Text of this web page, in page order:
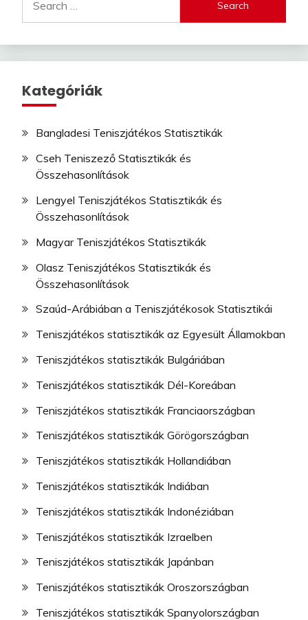
for:
Kategóriák
Bangladesi Teniszjátékos Statisztikák
Cseh Teniszező Statisztikák és
Összehasonlítások
Lengyel Teniszjátékos Statisztikák és
Összehasonlítások
Magyar Teniszjátékos Statisztikák
Olasz Teniszjátékos Statisztikák és
Összehasonlítások
Szaúd-Arábiában a Teniszjátékosok Statisztikái
Teniszjátékos statisztikák az Egyesült Államokban
Teniszjátékos statisztikák Bulgáriában
Teniszjátékos statisztikák Dél-Koreában
Teniszjátékos statisztikák Franciaországban
Teniszjátékos statisztikák Görögországban
Teniszjátékos statisztikák Hollandiában
Teniszjátékos statisztikák Indiában
Teniszjátékos statisztikák Indonéziában
Teniszjátékos statisztikák Izraelben
Teniszjátékos statisztikák Japánban
Teniszjátékos statisztikák Oroszországban
Teniszjátékos statisztikák Spanyolországban